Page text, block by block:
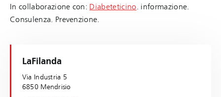
In collaborazione con: Diabeteticino . informazione.
Consulenza. Prevenzione.
LaFilanda
Via Industria 5
6850 Mendrisio